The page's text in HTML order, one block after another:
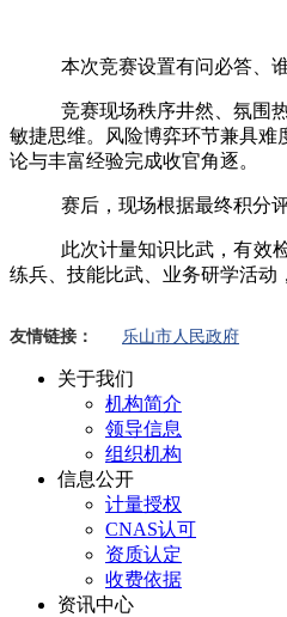
本次竞赛设置有问必答、
竞赛现场秩序井然、氛围
敏捷思维。风险博弈环节兼具难
论与丰富经验完成收官角逐。
赛后，现场根据最终积分
此次计量知识比武，有效
练兵、技能比武、业务研学活动
友情链接： 乐山市人民政府
关于我们
机构简介
领导信息
组织机构
信息公开
计量授权
CNAS认可
资质认定
收费依据
资讯中心